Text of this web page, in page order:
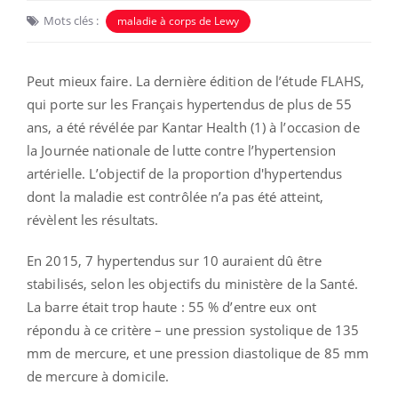
Mots clés : maladie à corps de Lewy
Peut mieux faire. La dernière édition de l’étude FLAHS,
qui porte sur les Français hypertendus de plus de 55
ans, a été révélée par Kantar Health (1) à l’occasion de
la Journée nationale de lutte contre l’hypertension
artérielle. L’objectif de la proportion d'hypertendus
dont la maladie est contrôlée n’a pas été atteint,
révèlent les résultats.
En 2015, 7 hypertendus sur 10 auraient dû être
stabilisés, selon les objectifs du ministère de la Santé.
La barre était trop haute : 55 % d’entre eux ont
répondu à ce critère – une pression systolique de 135
mm de mercure, et une pression diastolique de 85 mm
de mercure à domicile.